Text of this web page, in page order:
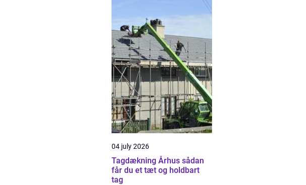
04 july 2026
Tagdækning Århus sådan
får du et tæt og holdbart
tag